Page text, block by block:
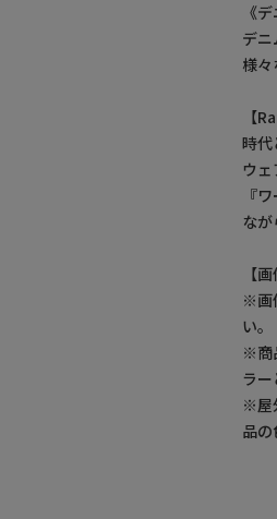
《
デニ
様々
【
時
ウェ
『
なが
【
※画
い。
※商
ラ
※屋
品の